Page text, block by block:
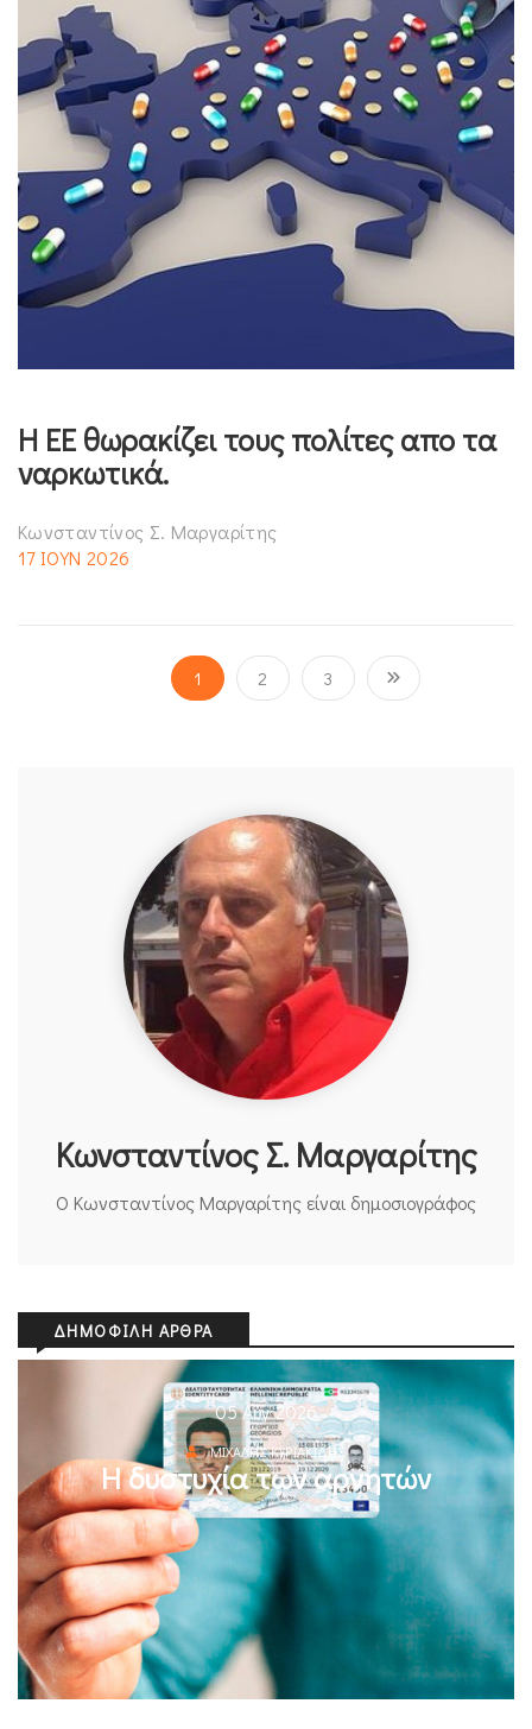
Η ΕΕ θωρακίζει τους πολίτες απο τα
ναρκωτικά.
Κωνσταντίνος Σ. Μαργαρίτης
17 ΙΟΥΝ 2026
1 2 3
Κωνσταντίνος Σ. Μαργαρίτης
Ο Κωνσταντίνος Μαργαρίτης είναι δημοσιογράφος
ΔΗΜΟΦΙΛΉ ΆΡΘΡΑ
05 Αυγ 2026
ΜΙΧΆΛΗΣ ΚΥΡΙΑΚΊΔΗΣ
Η δυστυχία των αρνητών